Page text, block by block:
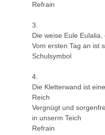
Refrain
3.
Die weise Eule
Vom ersten Tag an ist
Schulsymbol
4.
Die Kletterwand ist
Reich
Vergnügt und
in unserm Teich
Refrain